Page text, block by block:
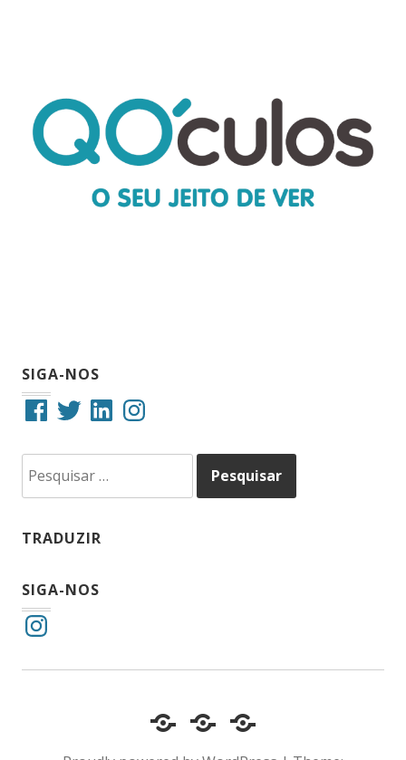
SIGA-NOS
FacebookTwitterLinkedInInstagram
por:
TRADUZIR
SIGA-NOS
Instagram
CotidianoInclusãoDiário